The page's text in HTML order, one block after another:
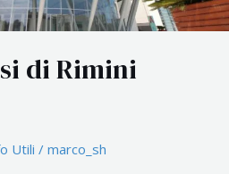
di Rimini
Utili / marco_sh